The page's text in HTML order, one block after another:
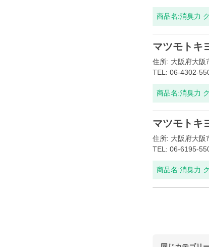
商品名:消臭力
マツモトキ
住所: 大阪府大阪
TEL: 06-4302-
商品名:消臭力
マツモトキ
住所: 大阪府大阪
TEL: 06-6195-
商品名:消臭力